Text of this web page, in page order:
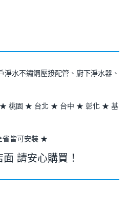
水不鏽鋼壓接配管、廚下淨水器、
★ 桃園 ★ 台北 ★ 台中 ★ 彰化 ★ 基
省皆可安裝 ★
請安心購買！